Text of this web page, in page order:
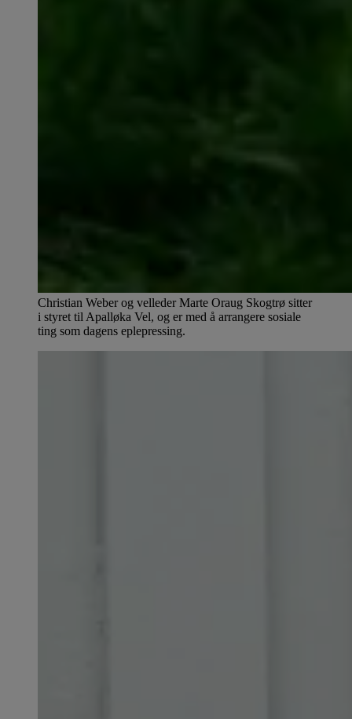
Christian Weber og velleder Marte Oraug Skogtrø sitter
i styret til Apalløka Vel, og er med å arrangere sosiale
ting som dagens eplepressing.